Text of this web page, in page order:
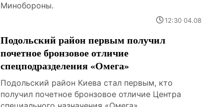
Минобороны.
12:30 04.08
Подольский район первым получил
почетное бронзовое отличие
спецподразделения «Омега»
Подольский район Киева стал первым, кто
получил почетное бронзовое отличие Центра